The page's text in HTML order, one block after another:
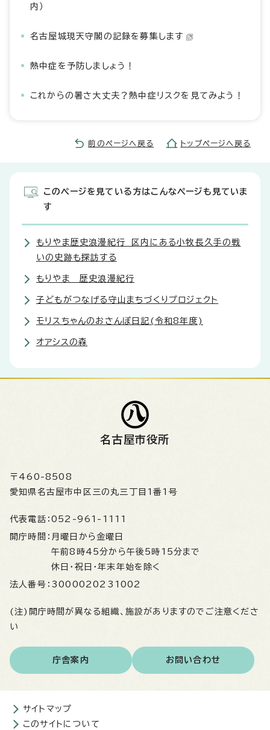
内）
名古屋城現天守閣の記録を募集します
熱中症を予防しましょう！
これからの暑さ大丈夫？熱中症リスクを見てみよう！
前のページへ戻る トップページへ戻る
このページを見ている方はこんなページも見ていま
す
もりやま歴史浪漫紀行 区内にある小牧長久手の戦
いの史跡も探訪する
もりやま 歴史浪漫紀行
子どもがつなげる守山まちづくりプロジェクト
モリスちゃんのおさんぽ日記(令和8年度)
オアシスの森
名古屋市役所
〒460-8508
愛知県名古屋市中区三の丸三丁目1番1号
代表電話： 052-961-1111
開庁時間： 月曜日から金曜日
午前8時45分から午後5時15分まで
休日・祝日・年末年始を除く
法人番号： 3000020231002
(注)開庁時間が異なる組織、施設がありますのでご注意くださ
い
庁舎案内 お問い合わせ
サイトマップ
このサイトについて